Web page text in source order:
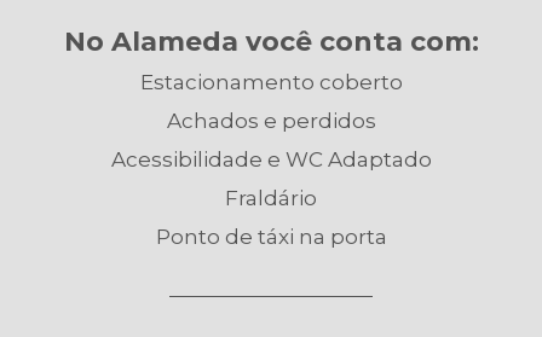
No Alameda você conta com:
Estacionamento coberto
Achados e perdidos
Acessibilidade e WC Adaptado
Fraldário
Ponto de táxi na porta